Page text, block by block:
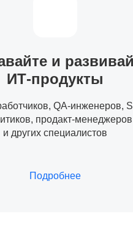
и
ИТ-продукты
QA-инженеров,
продакт-менеджеров
и других специалистов
Подробнее